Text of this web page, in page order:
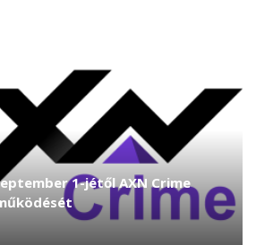
1-jétől AXN Crime